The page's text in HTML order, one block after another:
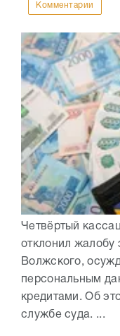
Комментарии
Четвёртый
отклонил жалобу
Волжского,
персональным
кредитами. Об
службе суда. ...